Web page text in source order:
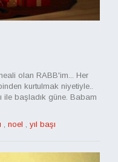
olan RABB'im... Her
kurtulmak niyetiyle..
ile başladık güne. Babam
noel yıl başı